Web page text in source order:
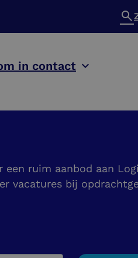
in contact
ruim aanbod aan
vacatures bij